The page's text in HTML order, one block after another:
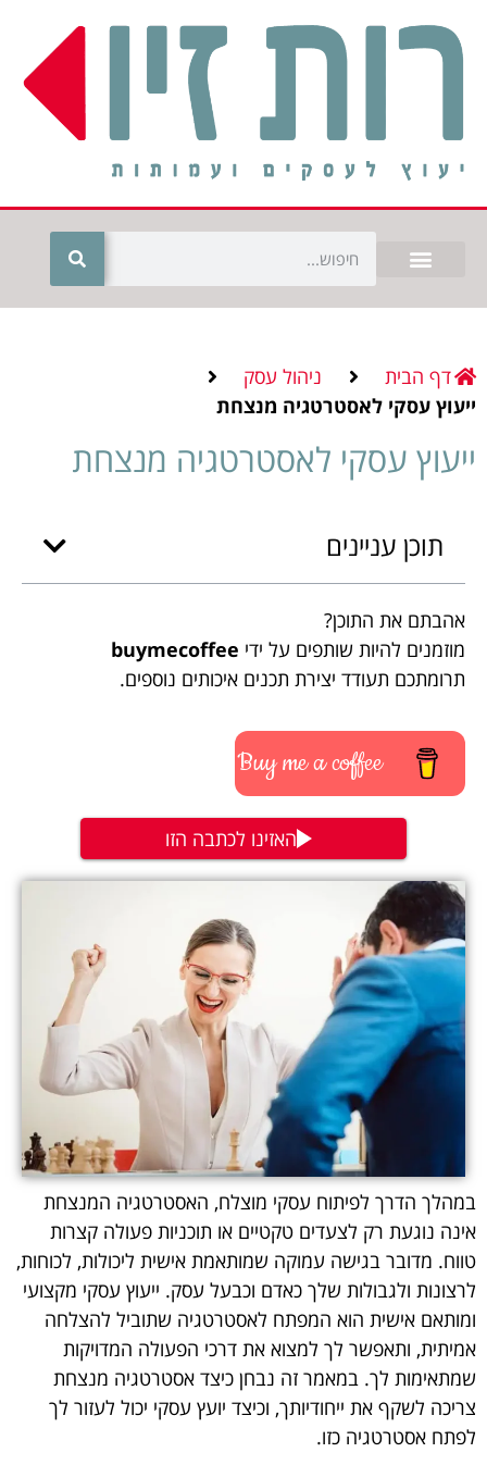
דף הבית
ניהול עסק
ייעוץ עסקי לאסטרטגיה מנצחת
ייעוץ עסקי לאסטרטגיה מנצחת
האזינו לכתבה הזו
תוכן עניינים
אהבתם את התוכן?
מוזמנים להיות שותפים על ידי buymecoffee
תרומתכם תעודד יצירת תכנים איכותים נוספים.
Buy me a coffee
במהלך הדרך לפיתוח עסקי מוצלח, האסטרטגיה המנצחת
אינה נוגעת רק לצעדים טקטיים או תוכניות פעולה קצרות
טווח. מדובר בגישה עמוקה שמותאמת אישית ליכולות, לכוחות,
לרצונות ולגבולות שלך כאדם וכבעל עסק. ייעוץ עסקי מקצועי
ומותאם אישית הוא המפתח לאסטרטגיה שתוביל להצלחה
אמיתית, ותאפשר לך למצוא את דרכי הפעולה המדויקות
שמתאימות לך. במאמר זה נבחן כיצד אסטרטגיה מנצחת
צריכה לשקף את ייחודיותך, וכיצד יועץ עסקי יכול לעזור לך
לפתח אסטרטגיה כזו.